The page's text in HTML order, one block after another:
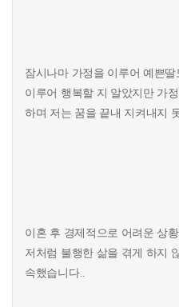
잠시나마 가정을 이루어 예쁜
이루어 행복할 지 알았지만 가
하며 저는 꿈을 끝내 지켜내지
이혼 후 경제적으로 어려운 상
저처럼 불행한 삶을 겪게 하지
속했습니다..